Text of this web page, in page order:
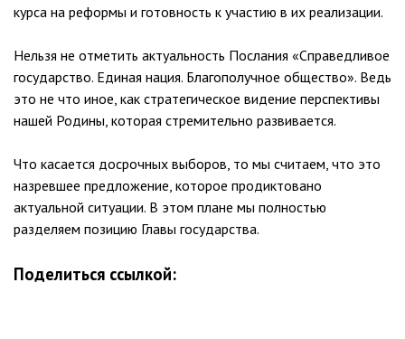
курса на реформы и готовность к участию в их реализации.
Нельзя не отметить актуальность Послания «Справедливое
государство. Единая нация. Благополучное общество». Ведь
это не что иное, как стратегическое видение перспективы
нашей Родины, которая стремительно развивается.
Что касается досрочных выборов, то мы считаем, что это
назревшее предложение, которое продиктовано
актуальной ситуации. В этом плане мы полностью
разделяем позицию Главы государства.
Поделиться ссылкой: